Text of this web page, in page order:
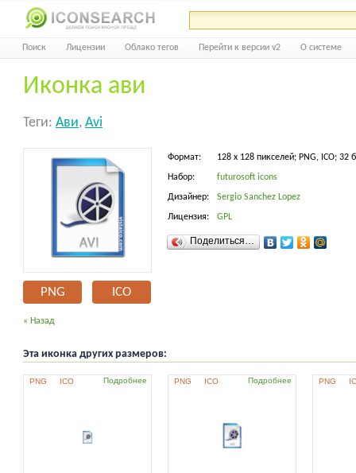
Поиск Лицензии Облако тегов Перейти к версии v2 О системе
Иконка ави
Теги: Ави, Avi
PNG ICO
Формат: 128 x 128 пикселей; PNG, ICO; 32
Набор: futurosoft icons
Дизайнер: Sergio Sanchez Lopez
Лицензия: GPL
Поделиться…
« Назад
Эта иконка других размеров:
PNG ICO Подробнее PNG ICO Подробнее PNG